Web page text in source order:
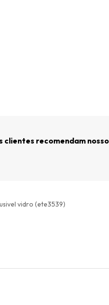
clientes recomendam
vidro (ete3539)